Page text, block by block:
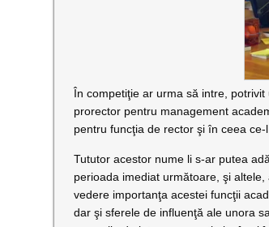
În competiţie ar urma să intre,
prorector pentru management
pentru funcţia de rector şi în ceea
Tututor acestor nume li s-ar putea
perioada imediat următoare, şi altele,
vedere importanţa acestei funcţii
dar şi sferele de influenţă ale unora